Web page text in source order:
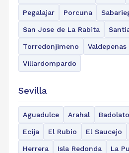
Pegalajar Porcuna
San Jose de La Rabita
Torredonjimeno Valdepenas
Villardompardo
Sevilla
Aguadulce Arahal
Ecija El Rubio El Saucejo
Herrera Isla Redonda La